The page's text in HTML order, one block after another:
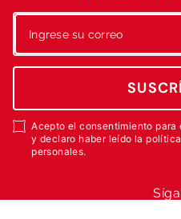
Acepto el consentimiento para
y declaro haber leído la
personales.